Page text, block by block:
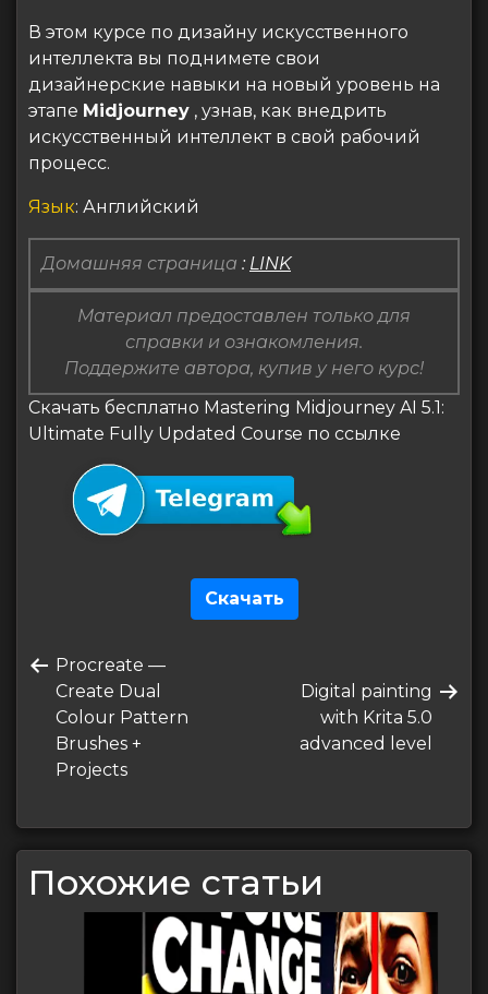
В этом курсе по дизайну искусственного
интеллекта вы поднимете свои
дизайнерские навыки на новый уровень на
этапе Midjourney , узнав, как внедрить
искусственный интеллект в свой рабочий
процесс.
Язык: Английский
Домашняя страница : LINK
Материал предоставлен только для
справки и ознакомления.
Поддержите автора, купив у него курс!
Скачать бесплатно Mastering Midjourney AI 5.1:
Ultimate Fully Updated Course по ссылке
Скачать
по
записям
Предыдущая
запись
Procreate —
Create Dual
Colour Pattern
Brushes +
Projects
Следующая
запись
Digital painting
with Krita 5.0
advanced level
Похожие статьи